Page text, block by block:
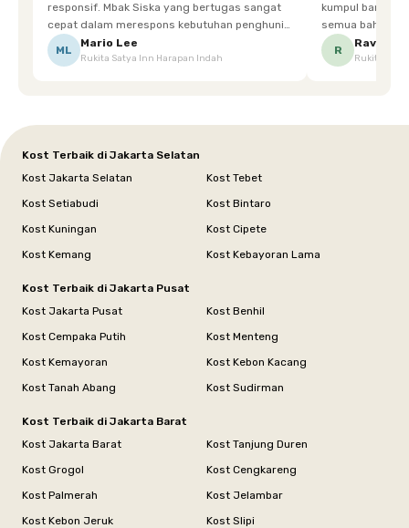
responsif. Mbak Siska yang bertugas sangat
cepat dalam merespons kebutuhan penghuni.
Ketika saya meminta keset karena sempat
terpeleset, permintaan tersebut langsung
ML
Mario Lee
Rukita Satya Inn Harapan Indah
kumpul bareng
semua bahagia
mgkn saran dari air aja & kebersihan lebih di
R
Ravena
Rukita
Kost Terbaik di Jakarta Selatan
Kost Jakarta Selatan
Kost Tebet
Kost Setiabudi
Kost Bintaro
Kost Kuningan
Kost Cipete
Kost Kemang
Kost Kebayoran Lama
Kost Terbaik di Jakarta Pusat
Kost Jakarta Pusat
Kost Benhil
Kost Cempaka Putih
Kost Menteng
Kost Kemayoran
Kost Kebon Kacang
Kost Tanah Abang
Kost Sudirman
Kost Terbaik di Jakarta Barat
Kost Jakarta Barat
Kost Tanjung Duren
Kost Grogol
Kost Cengkareng
Kost Palmerah
Kost Jelambar
Kost Kebon Jeruk
Kost Slipi